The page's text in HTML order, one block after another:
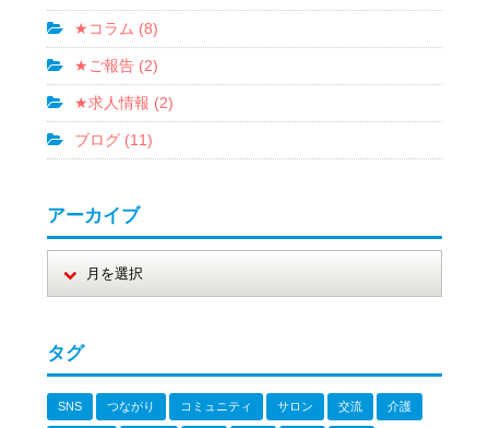
★コラム (8)
★ご報告 (2)
★求人情報 (2)
ブログ (11)
アーカイブ
タグ
SNS つながり コミュニティ サロン 交流 介護